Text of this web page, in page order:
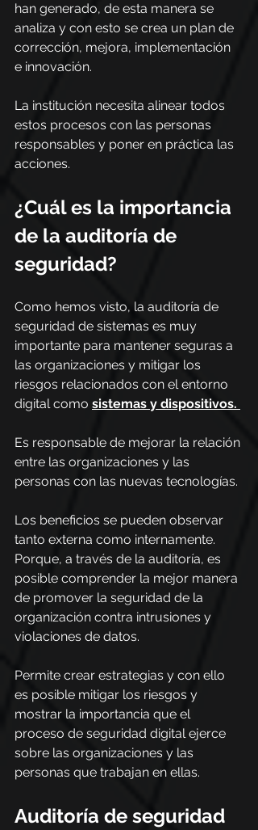
han generado, de esta manera se
analiza y con esto se crea un plan de
corrección, mejora, implementación
e innovación.
La institución necesita alinear todos
estos procesos con las personas
responsables y poner en práctica las
acciones.
¿Cuál es la importancia
de la auditoría de
seguridad?
Como hemos visto, la auditoría de
seguridad de sistemas es muy
importante para mantener seguras a
las organizaciones y mitigar los
riesgos relacionados con el entorno
digital como sistemas y dispositivos.
Es responsable de mejorar la relación
entre las organizaciones y las
personas con las nuevas tecnologías.
Los beneficios se pueden observar
tanto externa como internamente.
Porque, a través de la auditoría, es
posible comprender la mejor manera
de promover la seguridad de la
organización contra intrusiones y
violaciones de datos.
Permite crear estrategias y con ello
es posible mitigar los riesgos y
mostrar la importancia que el
proceso de seguridad digital ejerce
sobre las organizaciones y las
personas que trabajan en ellas.
Auditoría de seguridad